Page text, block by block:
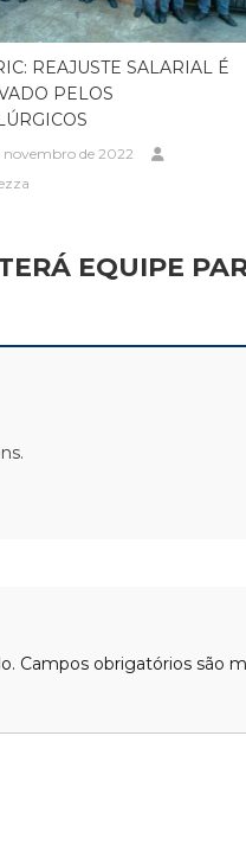
REAJUSTE SALARIAL É
PELOS
novembro de 2022
EQUIPE
Campos obrigatórios são